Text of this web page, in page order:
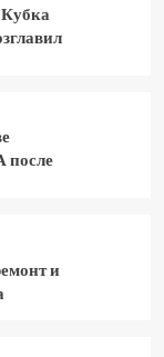
после
и